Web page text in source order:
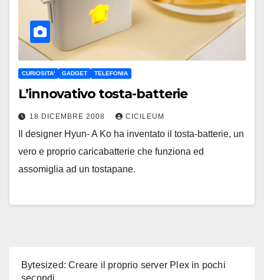
CURIOSITA' GADGET TELEFONIA
L’innovativo tosta-batterie
18 DICEMBRE 2008 CICILEUM
Il designer Hyun- A Ko ha inventato il tosta-batterie, un
vero e proprio caricabatterie che funziona ed
assomiglia ad un tostapane.
Bytesized: Creare il proprio server Plex in pochi